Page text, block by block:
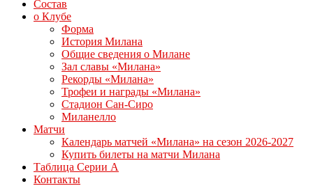
Состав
о Клубе
Форма
История Милана
Общие сведения о Милане
Зал славы «Милана»
Рекорды «Милана»
Трофеи и награды «Милана»
Стадион Сан-Сиро
Миланелло
Матчи
Календарь матчей «Милана» на сезон 2026-2027
Купить билеты на матчи Милана
Таблица Серии А
Контакты